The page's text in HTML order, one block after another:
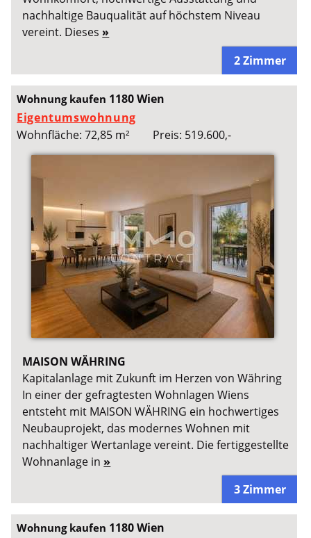
nachhaltige Bauqualität auf höchstem Niveau
vereint. Dieses »
2 Zimmer
Wohnung kaufen 1180 Wien
Eigentumswohnung
Wohnfläche: 72,85 m²
Preis: 519.600,-
MAISON WÄHRING
Kapitalanlage mit Zukunft im Herzen von Währing
In einer der gefragtesten Wohnlagen Wiens
entsteht mit MAISON WÄHRING ein hochwertiges
Neubauprojekt, das modernes Wohnen mit
nachhaltiger Wertanlage vereint. Die fertiggestellte
Wohnanlage in »
3 Zimmer
Wohnung kaufen 1180 Wien